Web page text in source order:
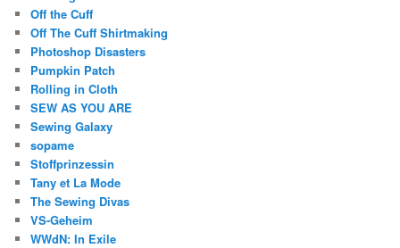
Off the Cuff
Off The Cuff Shirtmaking
Photoshop Disasters
Pumpkin Patch
Rolling in Cloth
SEW AS YOU ARE
Sewing Galaxy
sopame
Stoffprinzessin
Tany et La Mode
The Sewing Divas
VS-Geheim
WWdN: In Exile